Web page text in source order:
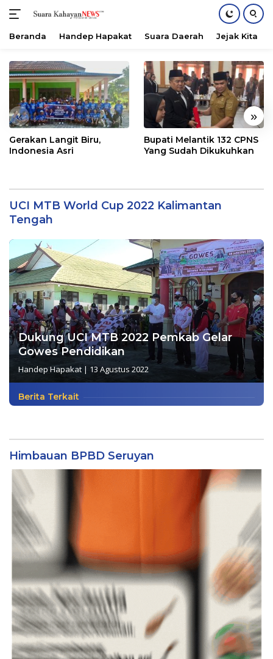
konten
Beranda Handep Hapakat Suara Daerah Jejak Kita
« »
Gerakan Langit Biru,
Indonesia Asri
Bupati Melantik 132 CPNS
Yang Sudah Dikukuhkan
UCI MTB World Cup 2022 Kalimantan
Tengah
Dukung UCI MTB 2022 Pemkab Gelar
Gowes Pendidikan
Handep Hapakat | 13 Agustus 2022
Berita Terkait
Himbauan BPBD Seruyan